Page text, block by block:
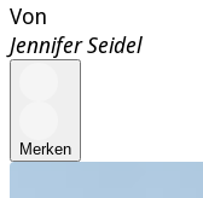
Von
Jennifer Seidel
Merken